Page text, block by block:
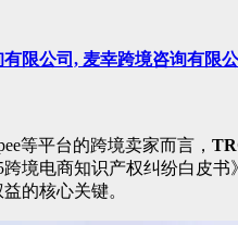
限公司, 麦幸跨境咨询有限
等平台的跨境卖家而言，
跨境电商知识产权纠纷白皮
的核心关键。